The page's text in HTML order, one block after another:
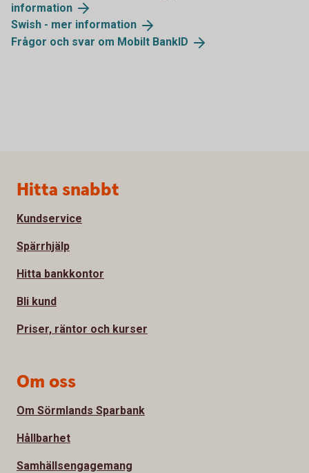
information
Swish - mer information
Frågor och svar om Mobilt BankID
Sidfot
Hitta snabbt
Kundservice
Spärrhjälp
Hitta bankkontor
Bli kund
Priser, räntor och kurser
Om oss
Om Sörmlands Sparbank
Hållbarhet
Samhällsengagemang